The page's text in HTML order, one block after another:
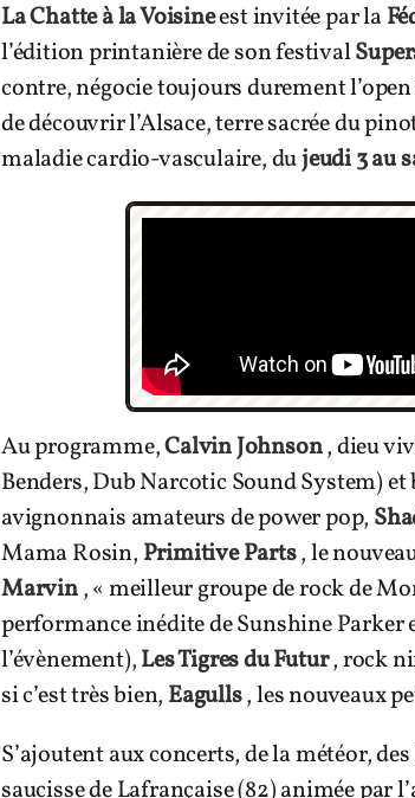
La Chatte à la Voisineest invitée par la
l’édition printanière de son festival
contre, négocie toujours durement
de découvrir l’Alsace, terre sacrée du
maladie cardio-vasculaire, dujeudi 3 au
Au programme,Calvin Johnson, dieu
Benders, Dub Narcotic Sound System) et
avignonnais amateurs de power pop,
Mama Rosin, Primitive Parts, le
Marvin, « meilleur groupe de rock de
performance inédite de Sunshine Parker
l’évènement),Les Tigres du Futur, rock
si c’est très bien, Eagulls, les nouveaux
S’ajoutent aux concerts, de la météor,
saucisse de Lafrançaise (82) animée par